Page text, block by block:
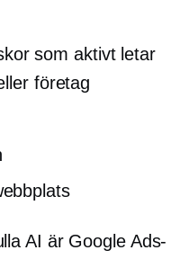
som aktivt letar
företag
AI är Google Ads-